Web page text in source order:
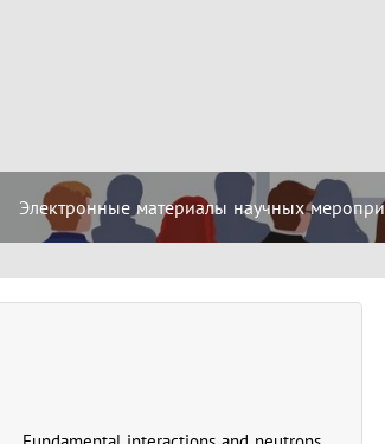
Электронные материалы научных